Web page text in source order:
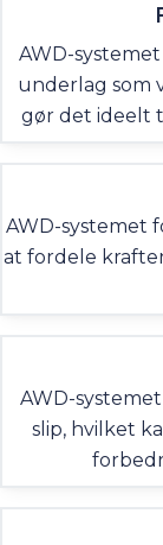
AWD-
underlag som
gør det ideelt
AWD-systemet
at fordele
AWD-
slip, hvilket